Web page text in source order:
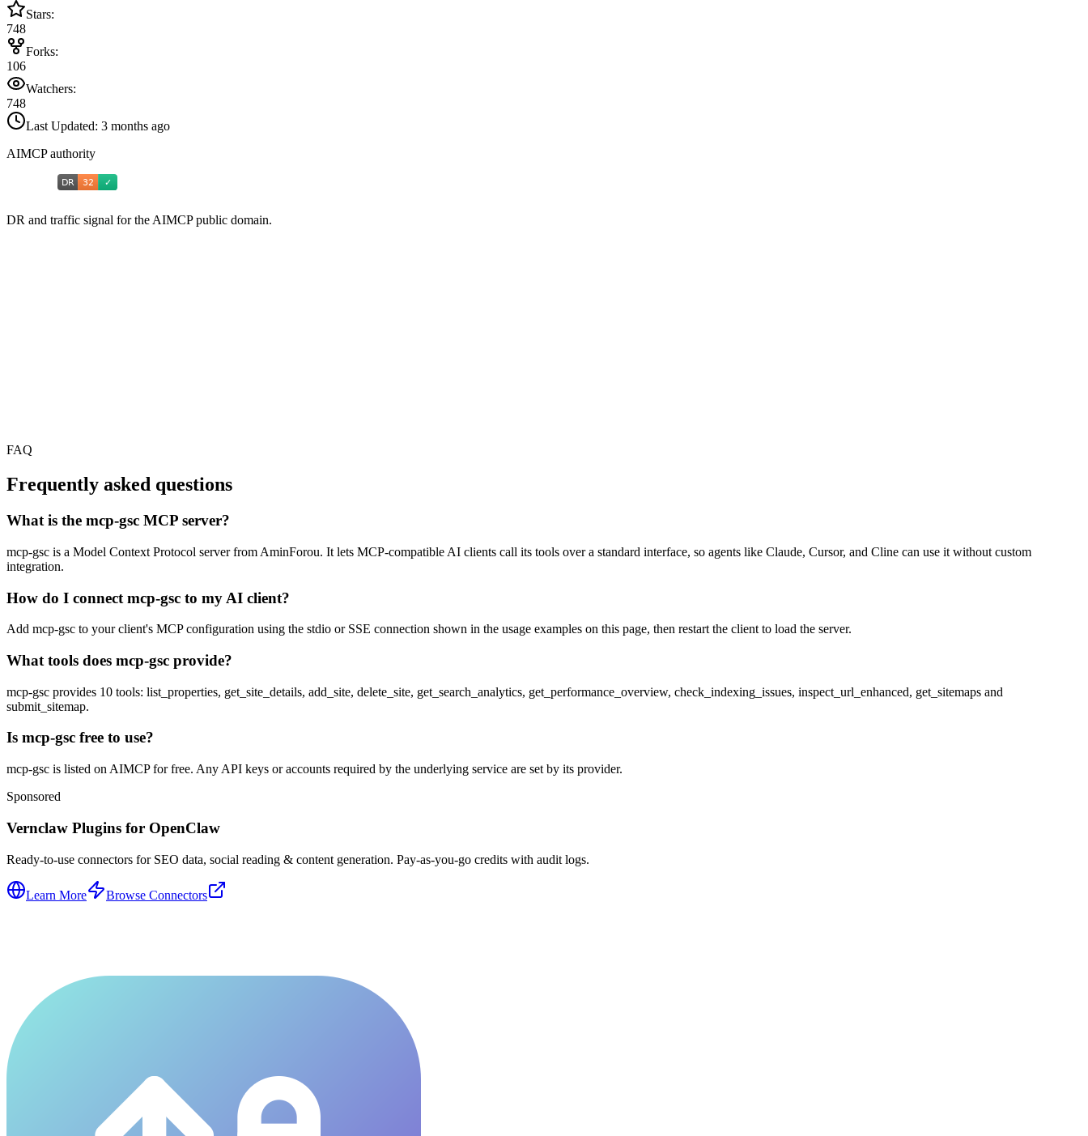
Stars:
748
Forks:
106
Watchers:
748
Last Updated: 3 months ago
AIMCP authority
DR and traffic signal for the AIMCP public domain.
FAQ
Frequently asked questions
What is the mcp-gsc MCP server?
mcp-gsc is a Model Context Protocol server from AminForou. It lets MCP-compatible AI clients call its tools over a standard interface, so agents like Claude, Cursor, and Cline can use it without custom
integration.
How do I connect mcp-gsc to my AI client?
Add mcp-gsc to your client's MCP configuration using the stdio or SSE connection shown in the usage examples on this page, then restart the client to load the server.
What tools does mcp-gsc provide?
mcp-gsc provides 10 tools: list_properties, get_site_details, add_site, delete_site, get_search_analytics, get_performance_overview, check_indexing_issues, inspect_url_enhanced, get_sitemaps and
submit_sitemap.
Is mcp-gsc free to use?
mcp-gsc is listed on AIMCP for free. Any API keys or accounts required by the underlying service are set by its provider.
Sponsored
Vernclaw Plugins for OpenClaw
Ready-to-use connectors for SEO data, social reading & content generation. Pay-as-you-go credits with audit logs.
Learn More Browse Connectors